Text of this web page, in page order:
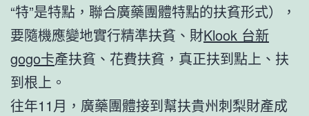
“特”是特點，聯合廣藥團體特點的扶貧形式），
要隨機應變地實行精準扶貧、財Klook 台新
gogo卡產扶貧、花費扶貧，真正扶到點上、扶
到根上。
往年11月，廣藥團體接到幫扶貴州刺梨財產成